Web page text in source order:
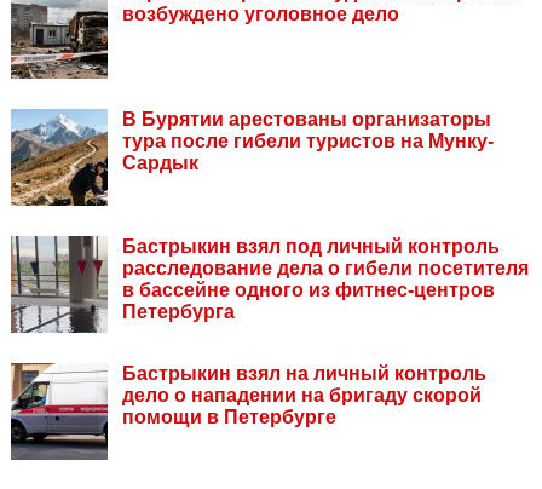
возбуждено уголовное дело
В Бурятии арестованы организаторы
тура после гибели туристов на Мунку-
Сардык
Бастрыкин взял под личный контроль
расследование дела о гибели посетителя
в бассейне одного из фитнес-центров
Петербурга
Бастрыкин взял на личный контроль
дело о нападении на бригаду скорой
помощи в Петербурге